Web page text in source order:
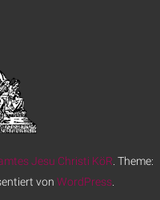
Jesu Christi KöR . Theme:
von WordPress.